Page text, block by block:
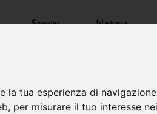
tua esperienza di
, per misurare il tuo interesse
Servizi Notizie